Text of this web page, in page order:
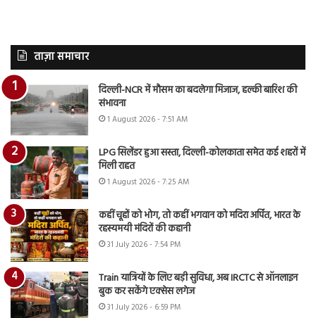
ताज़ा समाचार
दिल्ली-NCR में मौसम का बदलेगा मिजाज, हल्की बारिश की
संभावना
1 August 2026 - 7:51 AM
LPG सिलेंडर हुआ सस्ता, दिल्ली-कोलकाता समेत कई शहरों में
मिली राहत
1 August 2026 - 7:25 AM
कहीं चूहों को भोग, तो कहीं भगवान को मदिरा अर्पित, भारत के
रहस्यमयी मंदिरों की कहानी
31 July 2026 - 7:54 PM
Train यात्रियों के लिए बड़ी सुविधा, अब IRCTC से ऑनलाइन
बुक कर सकेंगे एक्सेस लगेज
31 July 2026 - 6:59 PM